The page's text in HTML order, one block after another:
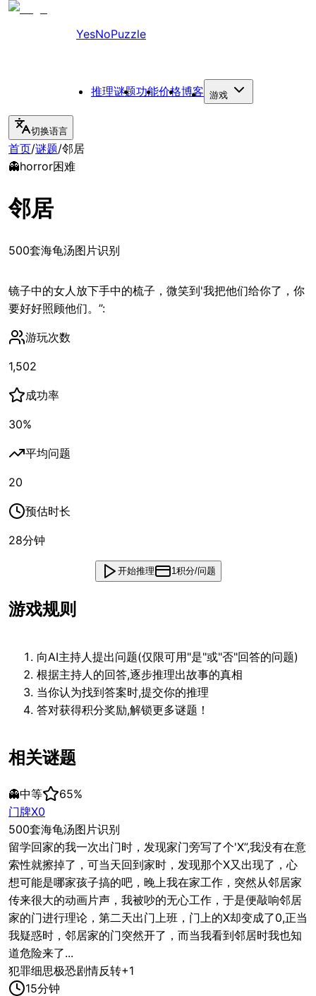
YesNoPuzzle
推理谜题功能价格博客 游戏
切换语言
首页/谜题/邻居
👻horror困难
邻居
500套海龟汤图片识别
镜子中的女人放下手中的梳子，微笑到'我把他们给你了，你
要好好照顾他们。”:
游玩次数
1,502
成功率
30%
平均问题
20
预估时长
28分钟
开始推理 1积分/问题
游戏规则
向AI主持人提出问题(仅限可用"是"或"否"回答的问题)
根据主持人的回答,逐步推理出故事的真相
当你认为找到答案时,提交你的推理
答对获得积分奖励,解锁更多谜题！
相关谜题
👻中等 65%
门牌X0
500套海龟汤图片识别
留学回家的我一次出门时，发现家门旁写了个'X”,我没有在意
索性就擦掉了，可当天回到家时，发现那个X又出现了，心
想可能是哪家孩子搞的吧，晚上我在家工作，突然从邻居家
传来很大的动画片声，我被吵的无心工作，于是便敲响邻居
家的门进行理论，第二天出门上班，门上的X却变成了0,正当
我疑惑时，邻居家的门突然开了，而当我看到邻居时我也知
道危险来了...
犯罪细思极恐剧情反转+1
15分钟